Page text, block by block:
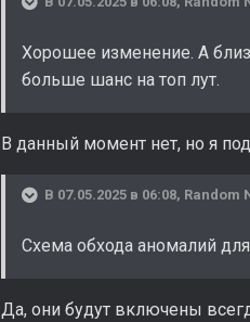
Хорошее изменение. А
больше шанс на топ лут.
В данный момент нет, но я
В 07.05.2025 в 06:08, Random
Схема обхода аномалий
Да, они будут включены